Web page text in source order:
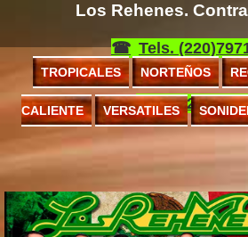
Los Rehenes.
Tels.
TROPICALES NORTEÑOS
CALIENTE VERSATILES